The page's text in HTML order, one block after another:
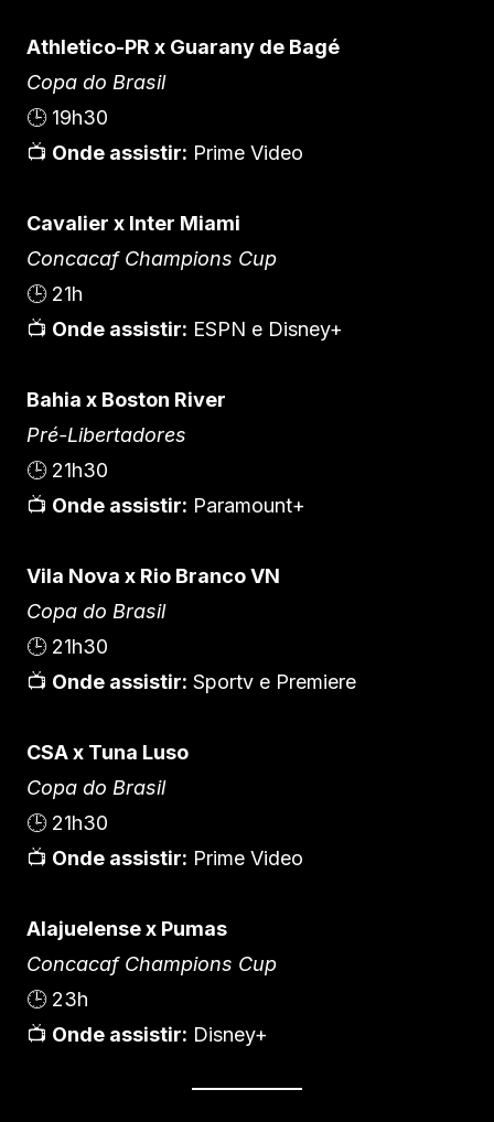
Athletico-PR x Guarany de Bagé
Copa do Brasil
🕒 19h30
📺 Onde assistir: Prime Video
Cavalier x Inter Miami
Concacaf Champions Cup
🕒 21h
📺 Onde assistir: ESPN e Disney+
Bahia x Boston River
Pré-Libertadores
🕒 21h30
📺 Onde assistir: Paramount+
Vila Nova x Rio Branco VN
Copa do Brasil
🕒 21h30
📺 Onde assistir: Sportv e Premiere
CSA x Tuna Luso
Copa do Brasil
🕒 21h30
📺 Onde assistir: Prime Video
Alajuelense x Pumas
Concacaf Champions Cup
🕒 23h
📺 Onde assistir: Disney+